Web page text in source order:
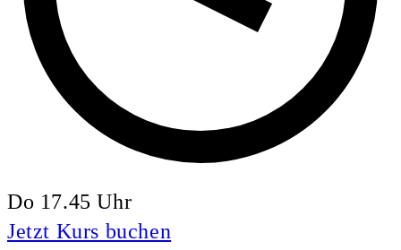
Do 17.45 Uhr
Jetzt Kurs buchen